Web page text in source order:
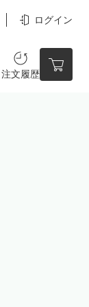
ログイン
注文履歴